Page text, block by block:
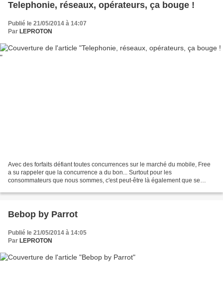
Telephonie, réseaux, opérateurs, ça bouge !
Publié le 21/05/2014 à 14:07
Par LEPROTON
Avec des forfaits défiant toutes concurrences sur le marché du mobile, Free
a su rappeler que la concurrence a du bon... Surtout pour les
consommateurs que nous sommes, c'est peut-être là également que se
Bebop by Parrot
Publié le 21/05/2014 à 14:05
Par LEPROTON